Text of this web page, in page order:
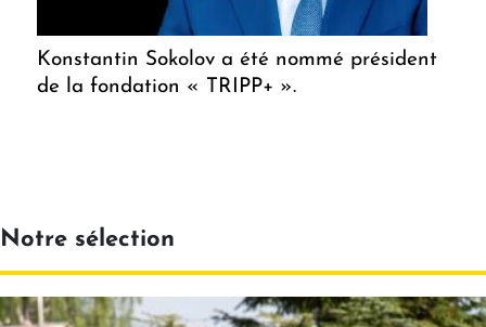
Konstantin Sokolov a été nommé président
de la fondation « TRIPP+ ».
Notre sélection